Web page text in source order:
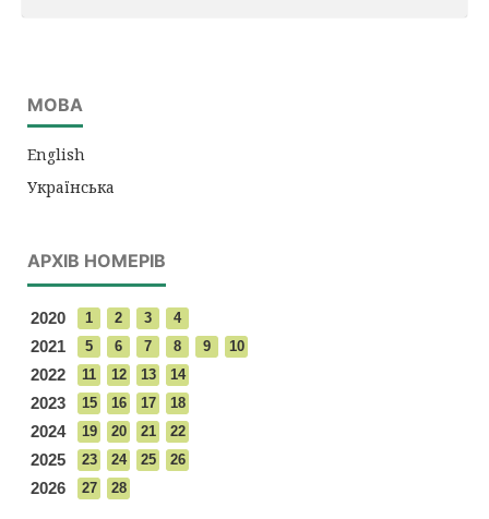
МОВА
English
Українська
АРХІВ НОМЕРІВ
2020 1 2 3 4
2021 5 6 7 8 9 10
2022 11 12 13 14
2023 15 16 17 18
2024 19 20 21 22
2025 23 24 25 26
2026 27 28